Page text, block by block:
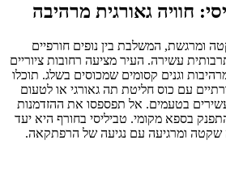
חוויה גאורגית מרהיבה
ומרגשת, המשלבת בין נופים חורפיים
עשירה. העיר מציעה רחובות ציוריים
וגנים קסומים שמכוסים בשלג. תוכלו
עם כוס חליטת תה גאורגי או לטעום
בטעמים. אל תפספסו את ההזדמנות
בספא מקומי. טביליסי בחורף היא יעד
ומרגיעה עם נגיעה של הרפתקאה.